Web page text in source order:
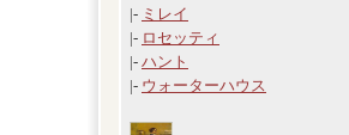
|- ミレイ
|- ロセッティ
|- ハント
|- ウォーターハウス